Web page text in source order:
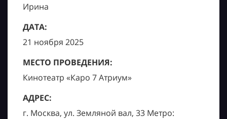
Ирина
ДАТА:
21 ноября 2025
МЕСТО ПРОВЕДЕНИЯ:
Кинотеатр «Каро 7 Атриум»
АДРЕС:
г. Москва, ул. Земляной вал, 33 Метро: